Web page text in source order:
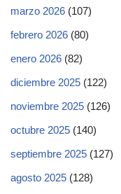
marzo 2026 (107)
febrero 2026 (80)
enero 2026 (82)
diciembre 2025 (122)
noviembre 2025 (126)
octubre 2025 (140)
septiembre 2025 (127)
agosto 2025 (128)